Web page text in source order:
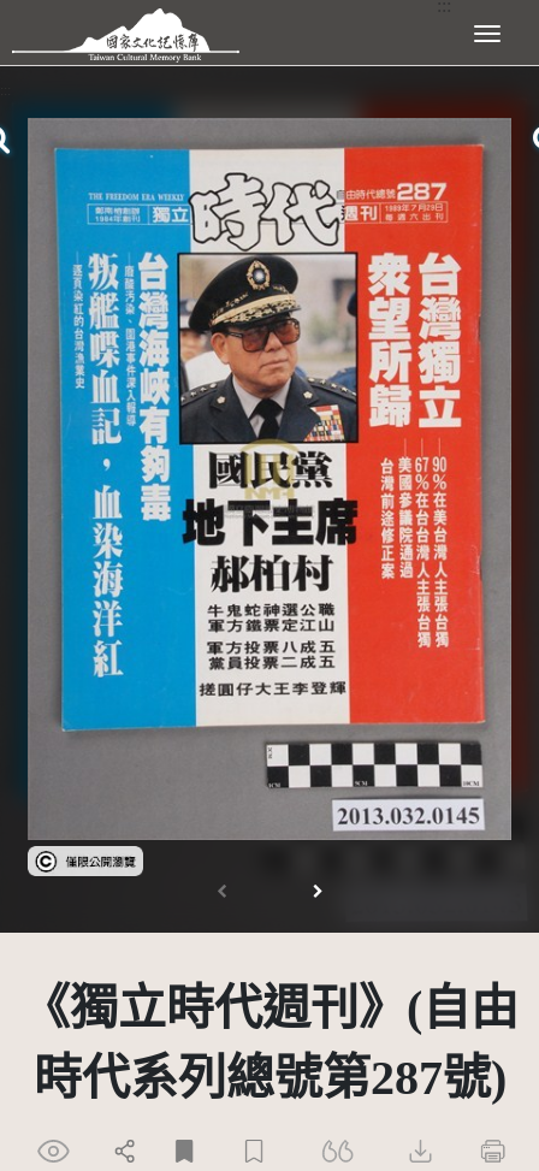
跳到主要內容區塊 展開選單
查
受著作權法保護-僅限於本平台有限度公開瀏覽
《獨立時代週刊》(自由
時代系列總號第287號)